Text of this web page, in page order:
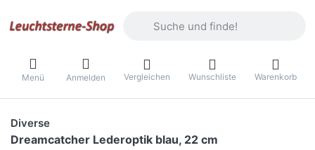
Menü Anmelden Vergleichen Wunschliste Warenkorb
Diverse
Dreamcatcher Lederoptik blau, 22 cm